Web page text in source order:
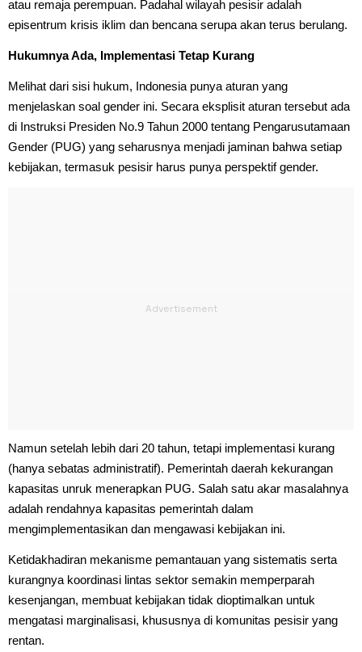
atau remaja perempuan. Padahal wilayah pesisir adalah
episentrum krisis iklim dan bencana serupa akan terus berulang.
Hukumnya Ada, Implementasi Tetap Kurang
Melihat dari sisi hukum, Indonesia punya aturan yang
menjelaskan soal gender ini. Secara eksplisit aturan tersebut ada
di Instruksi Presiden No.9 Tahun 2000 tentang Pengarusutamaan
Gender (PUG) yang seharusnya menjadi jaminan bahwa setiap
kebijakan, termasuk pesisir harus punya perspektif gender.
Namun setelah lebih dari 20 tahun, tetapi implementasi kurang
(hanya sebatas administratif). Pemerintah daerah kekurangan
kapasitas unruk menerapkan PUG. Salah satu akar masalahnya
adalah rendahnya kapasitas pemerintah dalam
mengimplementasikan dan mengawasi kebijakan ini.
Ketidakhadiran mekanisme pemantauan yang sistematis serta
kurangnya koordinasi lintas sektor semakin memperparah
kesenjangan, membuat kebijakan tidak dioptimalkan untuk
mengatasi marginalisasi, khususnya di komunitas pesisir yang
rentan.